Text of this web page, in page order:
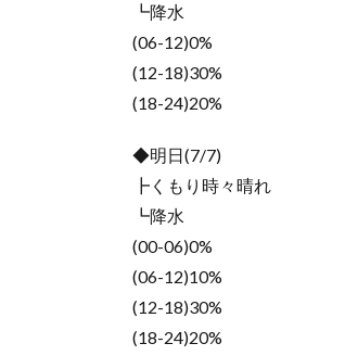
┗降水
(06-12)0%
(12-18)30%
(18-24)20%
◆明日(7/7)
┣くもり時々晴れ
┗降水
(00-06)0%
(06-12)10%
(12-18)30%
(18-24)20%